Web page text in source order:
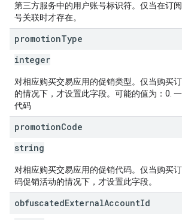
第三方服务中的用户账号标识符。仅当在订
号关联时才存在。
promotionType
integer
对相应购买交易应用的促销类型。仅当购买
的情况下，才设置此字段。可能的值为：0.
代码
promotionCode
string
对相应购买交易应用的促销代码。仅当购买
码促销活动的情况下，才设置此字段。
obfuscatedExternalAccountId